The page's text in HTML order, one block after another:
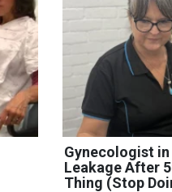
Gynecologist
Leakage After
Thing (Stop